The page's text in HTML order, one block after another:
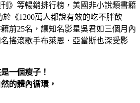
》等暢銷排行榜，美國非小說類書籍
《1200萬人都說有效的吃不胖飲
前25名，讓知名影星吳君如三個月內
搖滾歌手布萊恩．亞當斯也深受影
一個瘦子！
的體內循環，